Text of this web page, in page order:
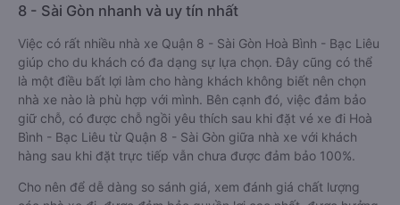
8 - Sài Gòn nhanh và uy tín nhất
Việc có rất nhiều nhà xe Quận 8 - Sài Gòn Hoà Bình - Bạc Liêu
giúp cho du khách có đa dạng sự lựa chọn. Đây cũng có thể
là một điều bất lợi làm cho hàng khách không biết nên chọn
nhà xe nào là phù hợp với mình. Bên cạnh đó, việc đảm bảo
giữ chỗ, có được chỗ ngồi yêu thích sau khi đặt vé xe đi Hoà
Bình - Bạc Liêu từ Quận 8 - Sài Gòn giữa nhà xe với khách
hàng sau khi đặt trực tiếp vẫn chưa được đảm bảo 100%.
Cho nên để dễ dàng so sánh giá, xem đánh giá chất lượng